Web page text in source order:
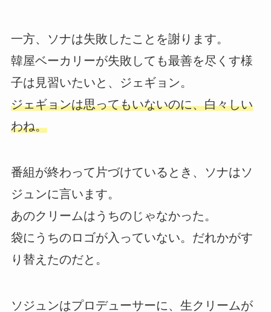
一方、ソナは失敗したことを謝ります。
韓屋ベーカリーが失敗しても最善を尽くす様
子は見習いたいと、ジェギョン。
ジェギョンは思ってもいないのに、白々しい
わね。
番組が終わって片づけているとき、ソナはソ
ジュンに言います。
あのクリームはうちのじゃなかった。
袋にうちのロゴが入っていない。だれかがす
り替えたのだと。
ソジュンはプロデューサーに、生クリームが